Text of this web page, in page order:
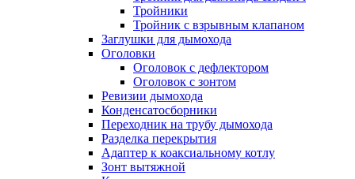
Тройники
Тройник с взрывным клапаном
Заглушки для дымохода
Оголовки
Оголовок с дефлектором
Оголовок с зонтом
Ревизии дымохода
Конденсатосборники
Переходник на трубу дымохода
Разделка перекрытия
Адаптер к коаксиальному котлу
Зонт вытяжной